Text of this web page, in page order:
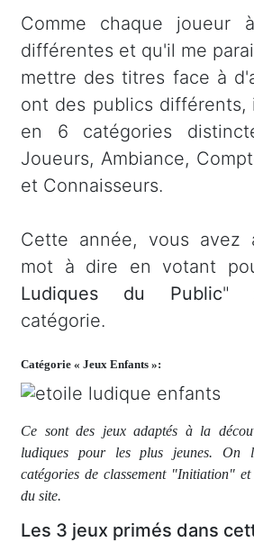
Comme chaque joueur
différentes et qu'il me
mettre des titres face à
ont des publics différents,
en 6 catégories
Joueurs, Ambiance,
et Connaisseurs.
Cette année, vous avez
mot à dire en votant
Ludiques du Public"
catégorie.
Catégorie « Jeux Enfants »:
Ce sont des jeux adaptés à la
ludiques pour les plus jeunes. On
catégories de classement "Initiation"
du site.
Les 3 jeux primés dans